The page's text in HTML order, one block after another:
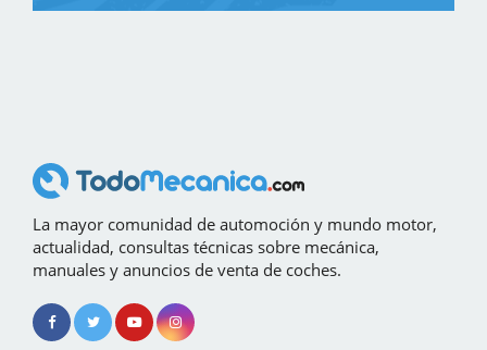
La mayor comunidad de automoción y mundo motor,
actualidad, consultas técnicas sobre mecánica,
manuales y anuncios de venta de coches.